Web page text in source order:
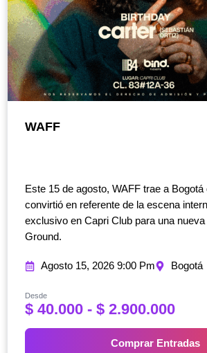
WAFF
Este 15 de agosto, WAFF trae a Bogotá
convirtió en referente de la escena
exclusivo en Capri Club para una nueva
Ground.
Agosto 15, 2026 9:00 Pm Bogotá
Desde
$40.000 - $2.900.000R
n
Comprar Entradas